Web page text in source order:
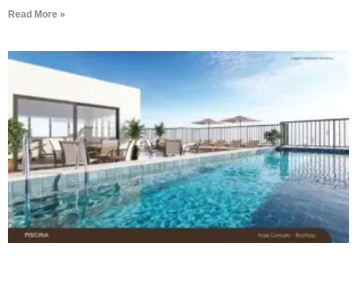
Read More »